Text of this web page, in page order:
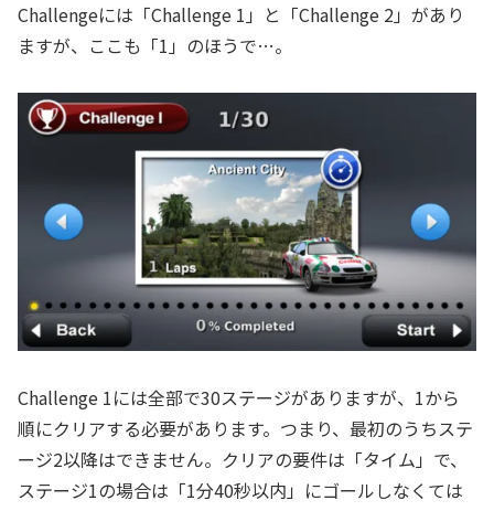
Challengeには「Challenge 1」と「Challenge 2」があり
ますが、ここも「1」のほうで…。
Challenge 1には全部で30ステージがありますが、1から
順にクリアする必要があります。つまり、最初のうちステ
ージ2以降はできません。クリアの要件は「タイム」で、
ステージ1の場合は「1分40秒以内」にゴールしなくては